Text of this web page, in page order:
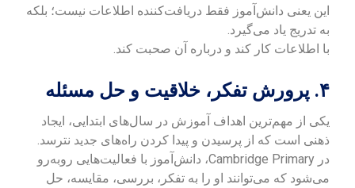
این یعنی دانش‌آموز فقط دریافت‌کننده اطلاعات نیست؛ بلکه
به تدریج یاد می‌گیرد.
با اطلاعات کار کند و درباره آن صحبت کند.
۴. پرورش تفکر، خلاقیت و حل مسئله
یکی از مهم‌ترین اهداف آموزش در سال‌های ابتدایی، ایجاد
ذهنی است که از پرسیدن و پیدا کردن راه‌های جدید نترسد.
در Cambridge Primary، دانش‌آموز با فعالیت‌هایی روبه‌رو
می‌شود که می‌توانند او را به تفکر، بررسی، مقایسه، حل